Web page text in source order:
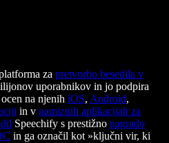
za pretvorbo besedila v
uporabnikov in jo podpira
na njenih iOS, Android,
in v namiznih aplikacijah za
Speechify s prestižno nagrado
in ga označil kot »ključni vir, ki